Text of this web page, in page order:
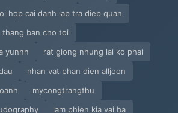
hop cai danh lap tra diep quan
thang ban cho toi
yunnn
rat giong nhung lai ko phai
nhan vat phan dien alljoon
mycongtrangthu
lam phien kia vai ba